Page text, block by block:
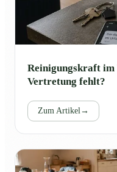
Reinigungskraft im
Vertretung fehlt?
Zum Artikel →